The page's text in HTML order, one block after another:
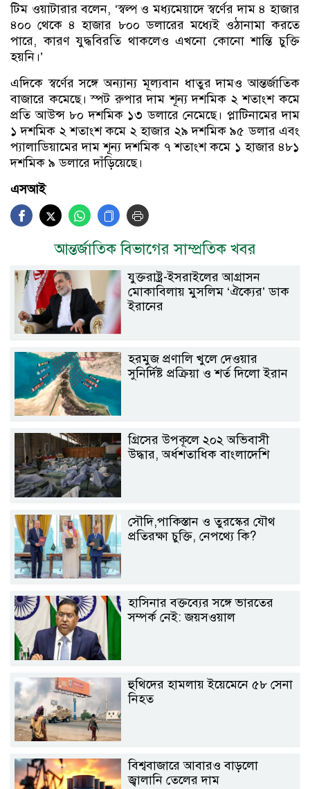
টিম ওয়াটারার বলেন, ‘স্বল্প ও মধ্যমেয়াদে স্বর্ণের দাম ৪ হাজার
৪০০ থেকে ৪ হাজার ৮০০ ডলারের মধ্যেই ওঠানামা করতে
পারে, কারণ যুদ্ধবিরতি থাকলেও এখনো কোনো শান্তি চুক্তি
হয়নি।’
এদিকে স্বর্ণের সঙ্গে অন্যান্য মূল্যবান ধাতুর দামও আন্তর্জাতিক
বাজারে কমেছে। স্পট রুপার দাম শূন্য দশমিক ২ শতাংশ কমে
প্রতি আউন্স ৮০ দশমিক ১৩ ডলারে নেমেছে। প্লাটিনামের দাম
১ দশমিক ২ শতাংশ কমে ২ হাজার ২৯ দশমিক ৯৫ ডলার এবং
প্যালাডিয়ামের দাম শূন্য দশমিক ৭ শতাংশ কমে ১ হাজার ৪৮১
দশমিক ৯ ডলারে দাঁড়িয়েছে।
এসআই
আন্তর্জাতিক বিভাগের সাম্প্রতিক খবর
যুক্তরাষ্ট্র-ইসরাইলের আগ্রাসন
মোকাবিলায় মুসলিম ‘ঐক্যের’ ডাক
ইরানের
হরমুজ প্রণালি খুলে দেওয়ার
সুনির্দিষ্ট প্রক্রিয়া ও শর্ত দিলো ইরান
গ্রিসের উপকূলে ২০২ অভিবাসী
উদ্ধার, অর্ধশতাধিক বাংলাদেশি
সৌদি,পাকিস্তান ও তুরস্কের যৌথ
প্রতিরক্ষা চুক্তি, নেপথ্যে কি?
হাসিনার বক্তব্যের সঙ্গে ভারতের
সম্পর্ক নেই: জয়সওয়াল
হুথিদের হামলায় ইয়েমেনে ৫৮ সেনা
নিহত
বিশ্ববাজারে আবারও বাড়লো
জ্বালানি তেলের দাম